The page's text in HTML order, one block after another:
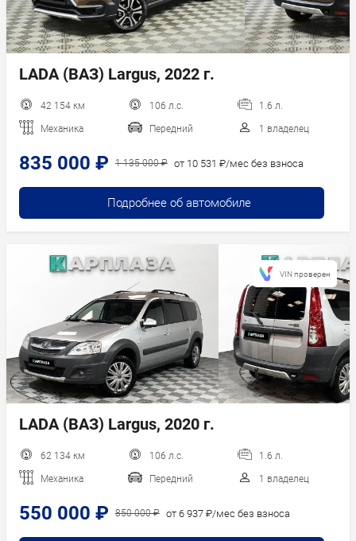
LADA (ВАЗ) Largus, 2022 г.
42 154 км 106 л.с. 1.6 л.
Механика Передний 1 владелец
835 000 ₽ 1 135 000 ₽ от 10 531 ₽/мес без взноса
Подробнее об автомобиле
LADA (ВАЗ) Largus, 2020 г.
62 134 км 106 л.с. 1.6 л.
Механика Передний 1 владелец
550 000 ₽ 850 000 ₽ от 6 937 ₽/мес без взноса
VIN проверен